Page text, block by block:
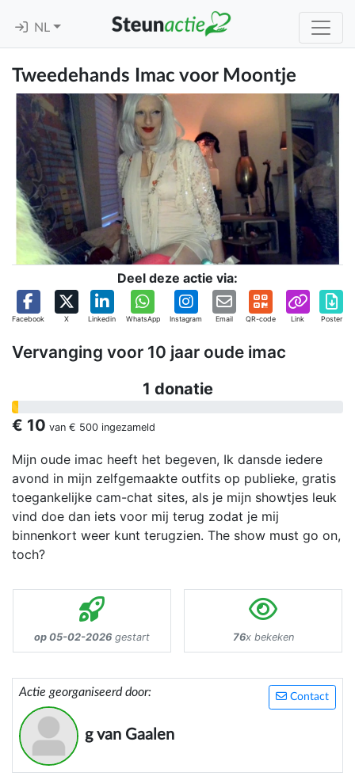
NL
Tweedehands Imac voor Moontje
Deel deze actie via:
Facebook X Linkedin WhatsApp Instagram Email QR-code Link Poster
Vervanging voor 10 jaar oude imac
1 donatie
€ 10 van € 500 ingezameld
Mijn oude imac heeft het begeven, Ik dansde iedere
avond in mijn zelfgemaakte outfits op publieke, gratis
toegankelijke cam-chat sites, als je mijn showtjes leuk
vind doe dan iets voor mij terug zodat je mij
binnenkort weer kunt terugzien. The show must go on,
toch?
op 05-02-2026 gestart 76x bekeken
Contact
Actie georganiseerd door:
g van Gaalen